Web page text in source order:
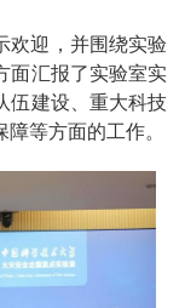
欢迎，并围绕实验
面汇报了实验室实
伍建设、重大科技
等方面的工作。